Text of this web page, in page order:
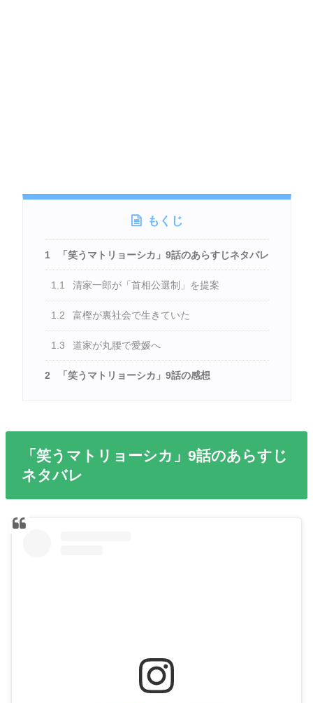
もくじ
1 「笑うマトリョーシカ」9話のあらすじネタバレ
1.1 清家一郎が「首相公選制」を提案
1.2 富樫が裏社会で生きていた
1.3 道家が丸腰で愛媛へ
2 「笑うマトリョーシカ」9話の感想
「笑うマトリョーシカ」9話のあらすじ
ネタバレ